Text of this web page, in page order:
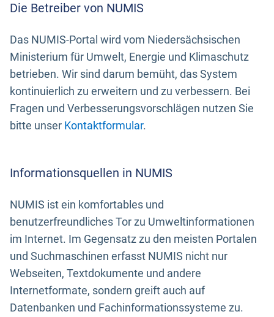
Die Betreiber von NUMIS
Das NUMIS-Portal wird vom Niedersächsischen
Ministerium für Umwelt, Energie und Klimaschutz
betrieben. Wir sind darum bemüht, das System
kontinuierlich zu erweitern und zu verbessern. Bei
Fragen und Verbesserungsvorschlägen nutzen Sie
bitte unser Kontaktformular.
Informationsquellen in NUMIS
NUMIS ist ein komfortables und
benutzerfreundliches Tor zu Umweltinformationen
im Internet. Im Gegensatz zu den meisten Portalen
und Suchmaschinen erfasst NUMIS nicht nur
Webseiten, Textdokumente und andere
Internetformate, sondern greift auch auf
Datenbanken und Fachinformationssysteme zu.